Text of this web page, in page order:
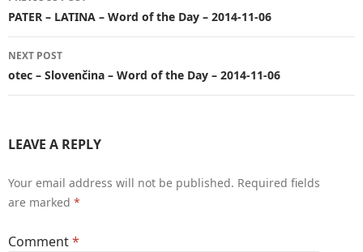
navigation
PATER – LATINA – Word of the Day – 2014-11-06
NEXT POST
otec – Slovenčina – Word of the Day – 2014-11-06
LEAVE A REPLY
Your email address will not be published. Required fields
are marked *
Comment*